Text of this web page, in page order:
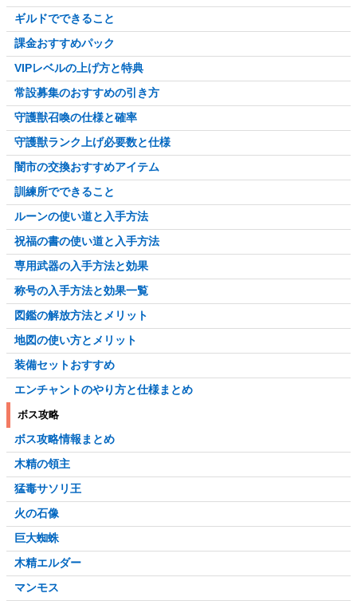
ギルドでできること
課金おすすめパック
VIPレベルの上げ方と特典
常設募集のおすすめの引き方
守護獣召喚の仕様と確率
守護獣ランク上げ必要数と仕様
闇市の交換おすすめアイテム
訓練所でできること
ルーンの使い道と入手方法
祝福の書の使い道と入手方法
専用武器の入手方法と効果
称号の入手方法と効果一覧
図鑑の解放方法とメリット
地図の使い方とメリット
装備セットおすすめ
エンチャントのやり方と仕様まとめ
ボス攻略
ボス攻略情報まとめ
木精の領主
猛毒サソリ王
火の石像
巨大蜘蛛
木精エルダー
マンモス